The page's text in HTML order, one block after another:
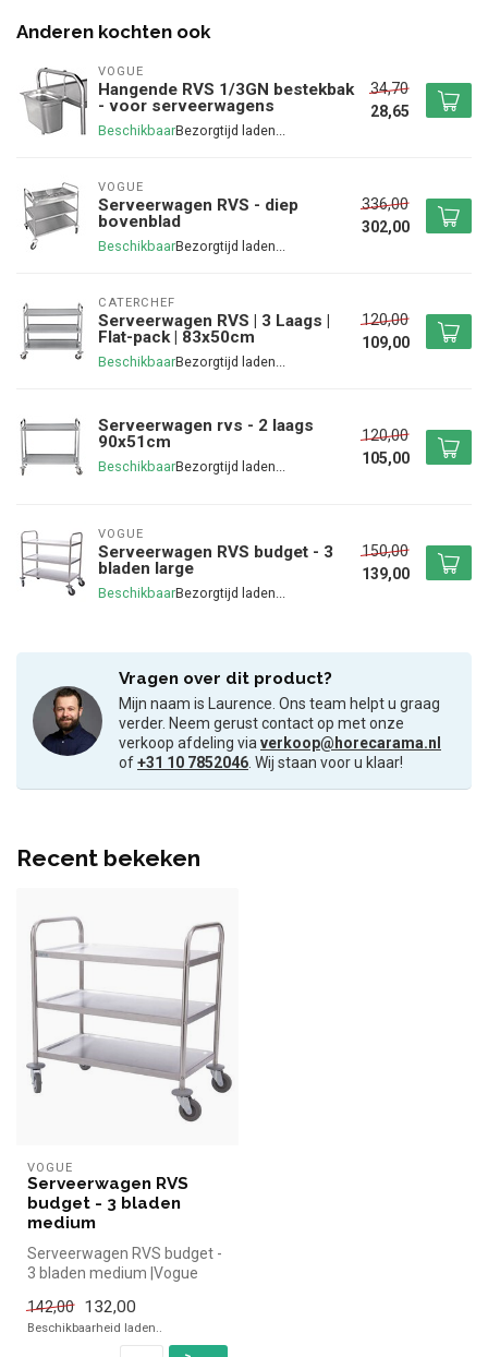
Anderen kochten ook
VOGUE
Hangende RVS 1/3GN bestekbak
- voor serveerwagens
Beschikbaar
34,70
28,65
VOGUE
Serveerwagen RVS - diep
bovenblad
Beschikbaar
336,00
302,00
CATERCHEF
Serveerwagen RVS | 3 Laags |
Flat-pack | 83x50cm
Beschikbaar
120,00
109,00
Serveerwagen rvs - 2 laags
90x51cm
Beschikbaar
120,00
105,00
VOGUE
Serveerwagen RVS budget - 3
bladen large
Beschikbaar
150,00
139,00
Vragen over dit product?
Mijn naam is Laurence. Ons team helpt u graag
verder. Neem gerust contact op met onze
verkoop afdeling viaverkoop@horecarama.nl
of+31 10 7852046. Wij staan voor u klaar!
Recent bekeken
VOGUE
Serveerwagen RVS
budget - 3 bladen
medium
Serveerwagen RVS budget -
3 bladen medium |Vogue
de...
142,00 132,00
Beschikbaarheid laden..